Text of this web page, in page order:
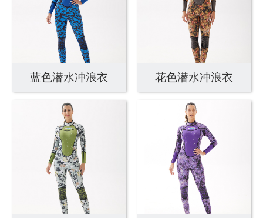
蓝色潜水冲浪衣 花色潜水冲浪衣